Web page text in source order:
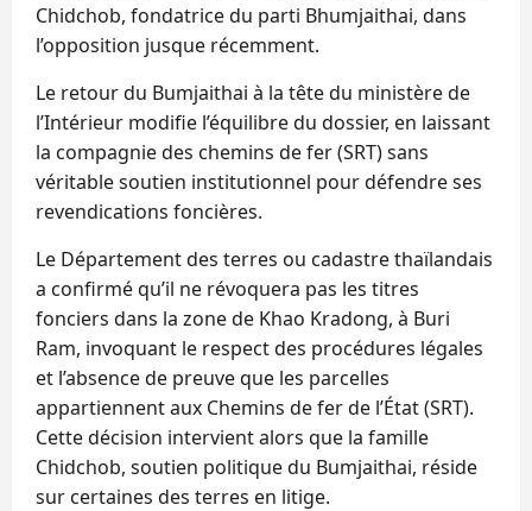
Chidchob, fondatrice du parti Bhumjaithai, dans
l’opposition jusque récemment.
Le retour du Bumjaithai à la tête du ministère de
l’Intérieur modifie l’équilibre du dossier, en laissant
la compagnie des chemins de fer (SRT) sans
véritable soutien institutionnel pour défendre ses
revendications foncières.
Le Département des terres ou cadastre thaïlandais
a confirmé qu’il ne révoquera pas les titres
fonciers dans la zone de Khao Kradong, à Buri
Ram, invoquant le respect des procédures légales
et l’absence de preuve que les parcelles
appartiennent aux Chemins de fer de l’État (SRT).
Cette décision intervient alors que la famille
Chidchob, soutien politique du Bumjaithai, réside
sur certaines des terres en litige.